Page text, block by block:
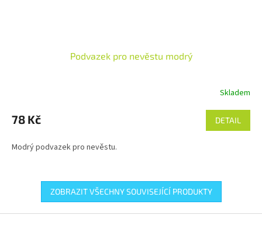
Podvazek pro nevěstu modrý
Skladem
78 Kč DETAIL
Modrý podvazek pro nevěstu.
ZOBRAZIT VŠECHNY SOUVISEJÍCÍ PRODUKTY